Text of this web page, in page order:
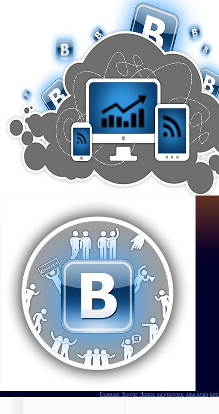
Главная Форум Новое на форуме наш клан